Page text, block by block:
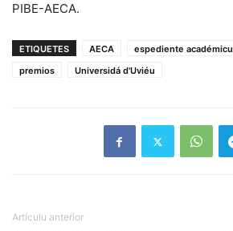
PIBE-AECA.
ETIQUETES AECA espediente académicu
premios
Universidá d'Uviéu
Artículu anterior